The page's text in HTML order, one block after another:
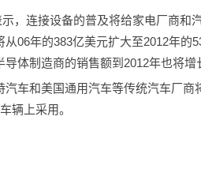
连接设备的普及将给家电厂商和
从06年的383亿美元扩大至2012年
体制造商的销售额到2012年也将
和美国通用汽车等传统汽车厂商
辆上采用。